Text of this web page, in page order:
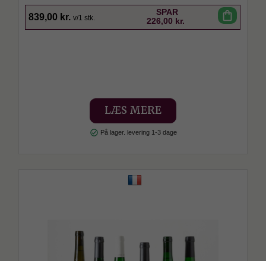
839,00 kr. v/1 stk.
SPAR
226,00 kr.
shopping_bag
LÆS MERE
check_circle På lager. levering 1-3 dage